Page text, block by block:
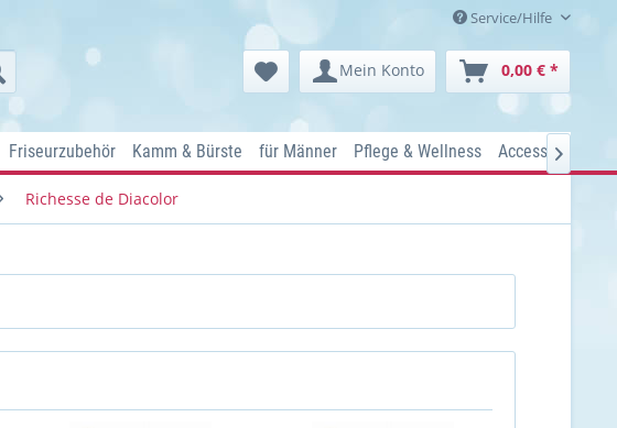
Service/Hilfe
Mein Konto 0,00 € *
Friseurzubehör Kamm & Bürste für Männer Pflege & Wellness Accessoires

Richesse de Diacolor